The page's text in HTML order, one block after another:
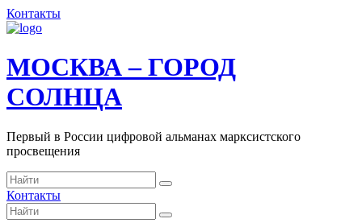
Контакты
МОСКВА – ГОРОД
СОЛНЦА
Первый в России цифровой альманах марксистского
просвещения
Контакты